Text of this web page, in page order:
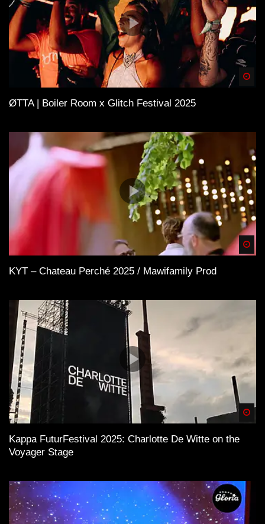
ØTTA | Boiler Room x Glitch Festival 2025
KYT – Chateau Perché 2025 / Mawifamily Prod
Kappa FuturFestival 2025: Charlotte De Witte on the
Voyager Stage